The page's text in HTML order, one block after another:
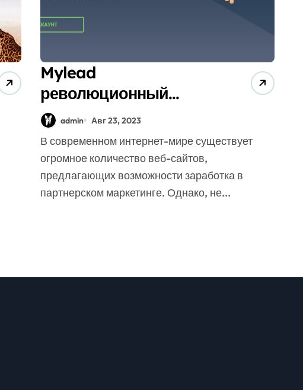
Mylead
революционный
партнерский
маркетинговый сайт
admin Авг 23, 2023
В современном интернет-мире существует
огромное количество веб-сайтов,
предлагающих возможности заработка в
партнерском маркетинге. Однако, не...